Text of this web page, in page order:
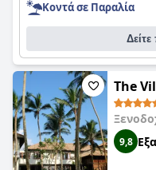
Κοντά σε Παραλία
The
9,8